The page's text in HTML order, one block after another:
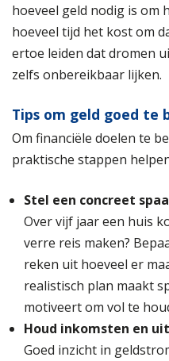
hoeveel geld nodig is om
hoeveel tijd het kost om
ertoe leiden dat dromen
zelfs onbereikbaar lijken.
Tips om geld goed te
Om financiële doelen te
praktische stappen
Stel een concreet
Over vijf jaar een huis
verre reis maken?
reken uit hoeveel er
realistisch plan maakt
motiveert om vol te
Houd inkomsten en
Goed inzicht in